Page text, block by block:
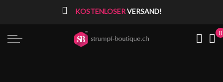
KOSTENLOSERVERSAND!
0